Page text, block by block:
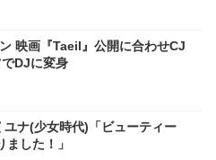
映画『Taeil』公開に合わせCJ
DJに変身
ユナ(少女時代)「ビューティー
した！」